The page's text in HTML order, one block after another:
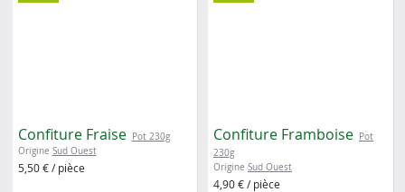
Confiture Fraise Pot 230g
Origine Sud Ouest
5,50 € / pièce
Confiture Framboise Pot
230g
Origine Sud Ouest
4,90 € / pièce